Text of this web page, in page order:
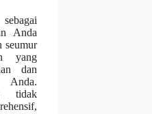
Anda
seumur
yang
dan
tidak